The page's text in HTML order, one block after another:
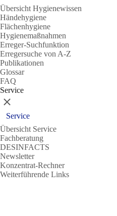
Übersicht Hygienewissen
Händehygiene
Flächenhygiene
Hygienemaßnahmen
Erreger-Suchfunktion
Erregersuche von A-Z
Publikationen
Glossar
FAQ
Service
Schließen
Service
Übersicht Service
Fachberatung
DESINFACTS
Newsletter
Konzentrat-Rechner
Weiterführende Links